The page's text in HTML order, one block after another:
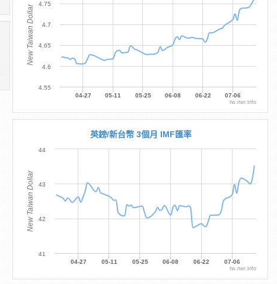
New Taiwan Dollar
04-27 05-11 05-25 06-08 06-22 07-06
4.55
4.6
4.65
4.7
4.75
tw.rter.info
New Taiwan Dollar
英鎊/新台幣 3個月 IMF匯率
04-27 05-11 05-25 06-08 06-22 07-06
41
42
43
44
tw.rter.info